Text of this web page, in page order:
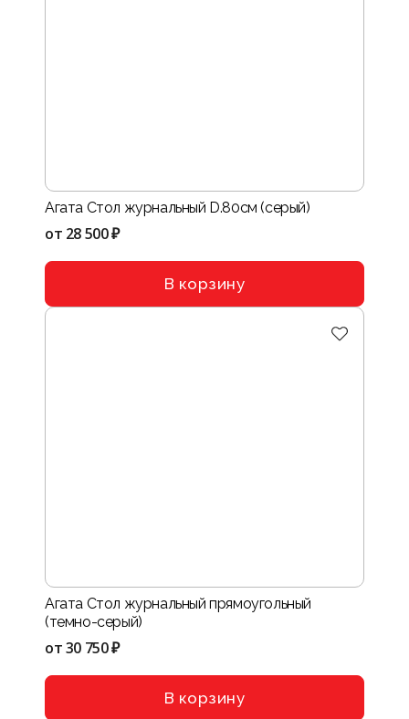
Агата Стол журнальный D.80см (серый)
от 28 500 ₽
В корзину
Агата Стол журнальный прямоугольный
(темно-серый)
от30 750 ₽
В корзину